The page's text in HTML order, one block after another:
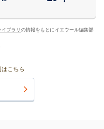
ブラリの情報をもとにイエウール編集部
こちら